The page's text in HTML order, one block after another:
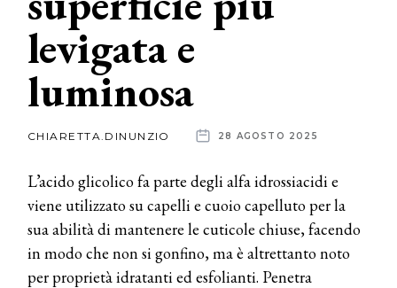
News
dalle
aziende
levigata e
luminosa
CHIARETTA.DINUNZIO 28 AGOSTO 2025
L’acido glicolico fa parte degli alfa idrossiacidi e
viene utilizzato su capelli e cuoio capelluto per la
sua abilità di mantenere le cuticole chiuse, facendo
in modo che non si gonfino, ma è altrettanto noto
per proprietà idratanti ed esfolianti. Penetra